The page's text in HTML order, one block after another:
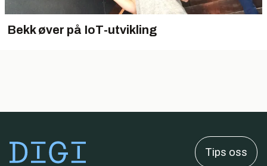
Bekk øver på IoT-utvikling
Tips oss